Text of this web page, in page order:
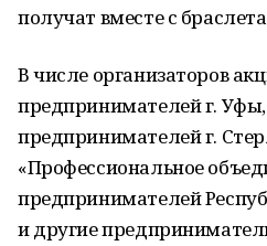
получат вместе с
В числе организаторов
предпринимателей г.
предпринимателей г.
«Профессиональное
предпринимателей
и другие